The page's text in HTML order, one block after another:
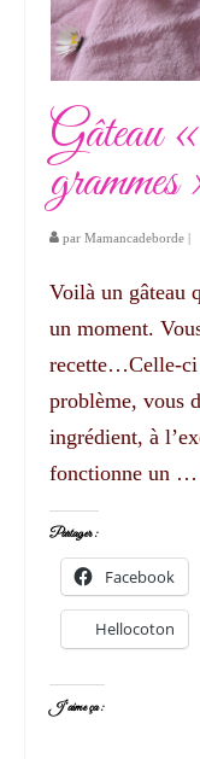
Gâteau
grammes
par Mamancadeborde |
Voilà un gâteau
un moment.
recette…Celle-ci
problème, vous
ingrédient, à
fonctionne un …
Partager :
Facebook
Hellocoton
J’aime ça :